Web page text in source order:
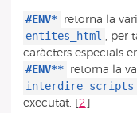
#ENV* retorna la
entites_html , per
caràcters especials
#ENV** retorna la
interdire_scripts
executat. [2]